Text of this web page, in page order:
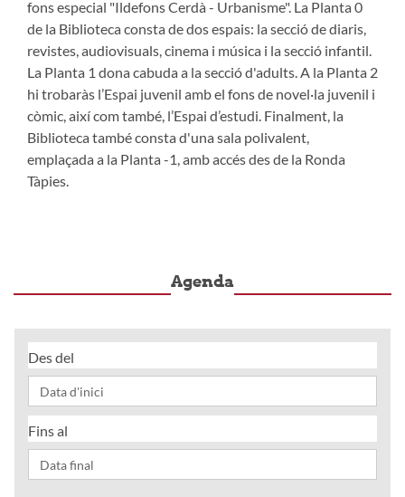
fons especial "Ildefons Cerdà - Urbanisme". La Planta 0
de la Biblioteca consta de dos espais: la secció de diaris,
revistes, audiovisuals, cinema i música i la secció infantil.
La Planta 1 dona cabuda a la secció d'adults. A la Planta 2
hi trobaràs l’Espai juvenil amb el fons de novel·la juvenil i
còmic, així com també, l’Espai d’estudi. Finalment, la
Biblioteca també consta d'una sala polivalent,
emplaçada a la Planta -1, amb accés des de la Ronda
Tàpies.
Agenda
Des del
Fins al